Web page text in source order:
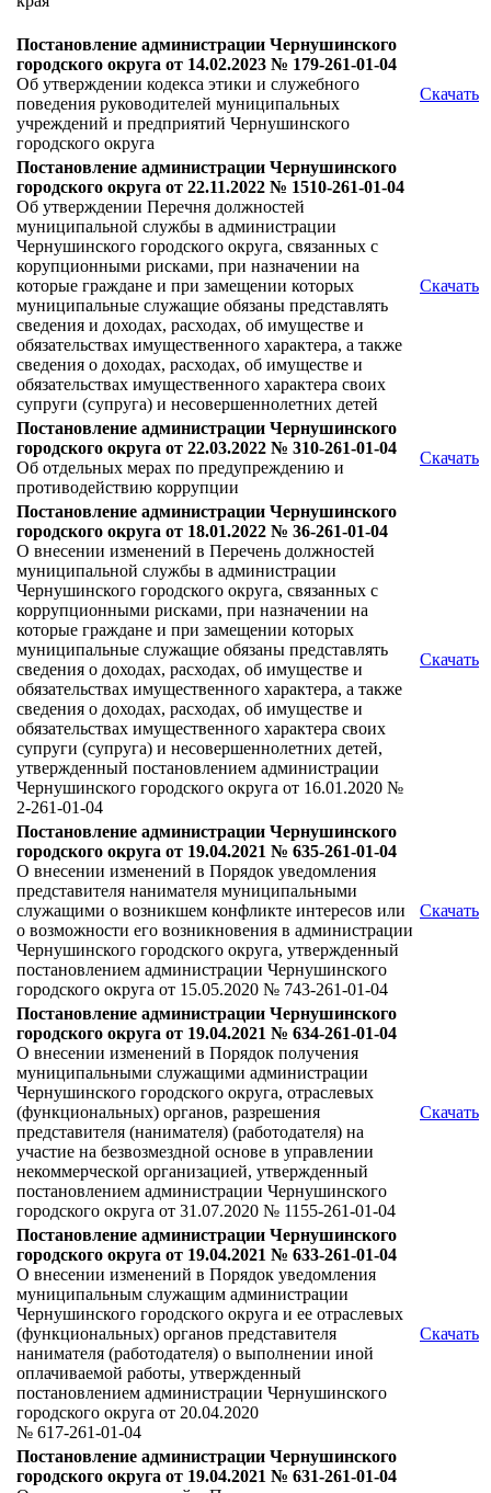
Постановление администрации Чернушинского
городского округа от 14.02.2023 № 179-261-01-04
Об утверждении кодекса этики и служебного
поведения руководителей муниципальных
учреждений и предприятий Чернушинского
городского округа
Скачать
Постановление администрации Чернушинского
городского округа от 22.11.2022 № 1510-261-01-04
Об утверждении Перечня должностей
муниципальной службы в администрации
Чернушинского городского округа, связанных с
корупционными рисками, при назначении на
которые граждане и при замещении которых
муниципальные служащие обязаны представлять
сведения и доходах, расходах, об имуществе и
обязательствах имущественного характера, а также
сведения о доходах, расходах, об имуществе и
обязательствах имущественного характера своих
супруги (супруга) и несовершеннолетних детей
Скачать
Постановление администрации Чернушинского
городского округа от 22.03.2022 № 310-261-01-04
Об отдельных мерах по предупреждению и
противодействию коррупции
Скачать
Постановление администрации Чернушинского
городского округа от 18.01.2022 № 36-261-01-04
О внесении изменений в Перечень должностей
муниципальной службы в администрации
Чернушинского городского округа, связанных с
коррупционными рисками, при назначении на
которые граждане и при замещении которых
муниципальные служащие обязаны представлять
сведения о доходах, расходах, об имуществе и
обязательствах имущественного характера, а также
сведения о доходах, расходах, об имуществе и
обязательствах имущественного характера своих
супруги (супруга) и несовершеннолетних детей,
утвержденный постановлением администрации
Чернушинского городского округа от 16.01.2020 №
2-261-01-04
Скачать
Постановление администрации Чернушинского
городского округа от 19.04.2021 № 635-261-01-04
О внесении изменений в Порядок уведомления
представителя нанимателя муниципальными
служащими о возникшем конфликте интересов или
о возможности его возникновения в администрации
Чернушинского городского округа, утвержденный
постановлением администрации Чернушинского
городского округа от 15.05.2020 № 743-261-01-04
Скачать
Постановление администрации Чернушинского
городского округа от 19.04.2021 № 634-261-01-04
О внесении изменений в Порядок получения
муниципальными служащими администрации
Чернушинского городского округа, отраслевых
(функциональных) органов, разрешения
представителя (нанимателя) (работодателя) на
участие на безвозмездной основе в управлении
некоммерческой организацией, утвержденный
постановлением администрации Чернушинского
городского округа от 31.07.2020 № 1155-261-01-04
Скачать
Постановление администрации Чернушинского
городского округа от 19.04.2021 № 633-261-01-04
О внесении изменений в Порядок уведомления
муниципальным служащим администрации
Чернушинского городского округа и ее отраслевых
(функциональных) органов представителя
нанимателя (работодателя) о выполнении иной
оплачиваемой работы, утвержденный
постановлением администрации Чернушинского
городского округа от 20.04.2020
№ 617-261-01-04
Скачать
Постановление администрации Чернушинского
городского округа от 19.04.2021 № 631-261-01-04